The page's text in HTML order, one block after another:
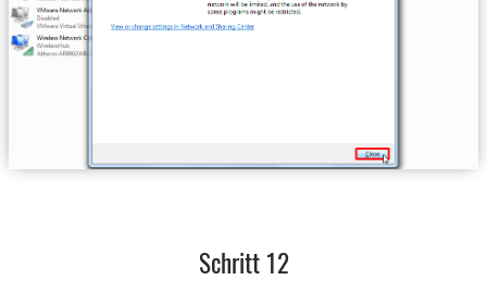
Schritt 12